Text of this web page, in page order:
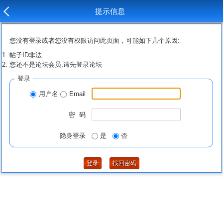
提示信息
您没有登录或者您没有权限访问此页面，可能如下几个原因:
帖子ID非法
您还不是论坛会员,请先登录论坛
登录
用户名 Email
密 码
隐身登录 是 否